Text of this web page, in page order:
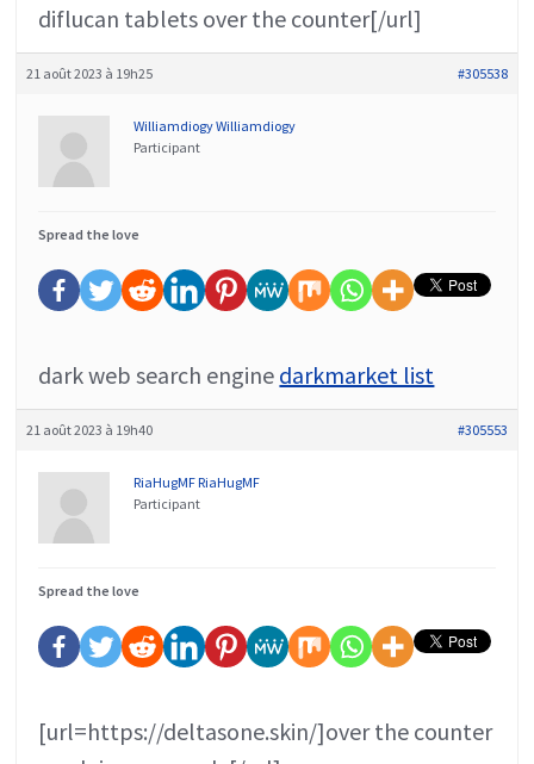
diflucan tablets over the counter[/url]
21 août 2023 à 19h25 #305538
Williamdiogy Williamdiogy
Participant
Spread the love
dark web search engine darkmarket list
21 août 2023 à 19h40 #305553
RiaHugMF RiaHugMF
Participant
Spread the love
[url=https://deltasone.skin/]over the counter